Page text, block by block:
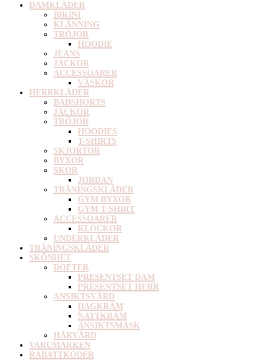
DAMKLÄDER
BIKINI
KLÄNNING
TRÖJOR
HOODIE
JEANS
JACKOR
ACCESSOARER
VÄSKOR
HERRKLÄDER
BADSHORTS
JACKOR
TRÖJOR
HOODIES
T-SHIRTS
SKJORTOR
BYXOR
SKOR
JORDAN
TRÄNINGSKLÄDER
GYM BYXOR
GYM T-SHIRT
ACCESSOARER
KLOCKOR
UNDERKLÄDER
TRÄNINGSKLÄDER
SKÖNHET
DOFTER
PRESENTSET DAM
PRESENTSET HERR
ANSIKTSVÅRD
DAGKRÄM
NATTKRÄM
ANSIKTSMASK
HÅRVÅRD
VARUMÄRKEN
RABATTKODER